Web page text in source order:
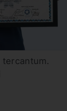
tercantum.